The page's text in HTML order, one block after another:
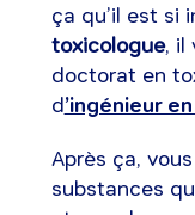
ça qu’il est si
toxicologue, il
doctorat en
d’ingénieur
Après ça,
substances